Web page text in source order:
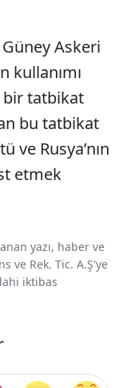
Askeri
kullanımı
bir tatbikat
bu tatbikat
ve Rusya’nın
etmek
yazı, haber ve
ve Rek. Tic. A.Ş'ye
iktibas